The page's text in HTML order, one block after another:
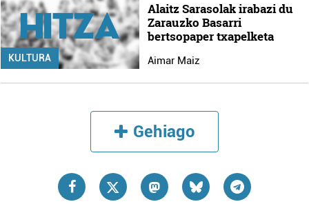
KULTURA
Alaitz Sarasolak irabazi du
Zarauzko Basarri
bertsopaper txapelketa
Aimar Maiz
Gehiago